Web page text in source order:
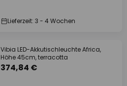
Lieferzeit: 3 - 4 Wochen
Vibia LED-Akkutischleuchte Africa,
Höhe 45cm, terracotta
374,84 €